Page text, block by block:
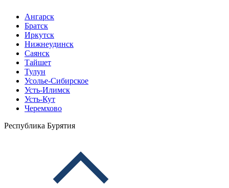
Ангарск
Братск
Иркутск
Нижнеудинск
Саянск
Тайшет
Тулун
Усолье-Сибирское
Усть-Илимск
Усть-Кут
Черемхово
Республика Бурятия